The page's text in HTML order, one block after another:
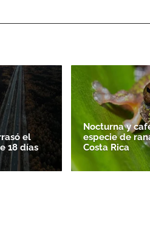
el
18 días
Nocturna y
especie de
Costa Rica